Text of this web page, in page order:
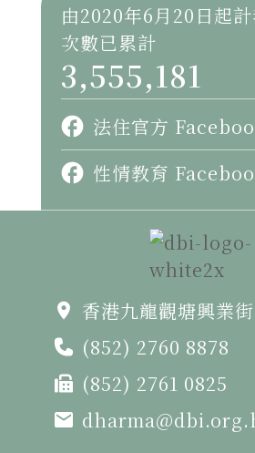
由2020年6月20日起
次數已累計
3,555,181
法住官方
性情教育
香港九龍觀塘興業
(852) 2760 8878
(852) 2761 0825